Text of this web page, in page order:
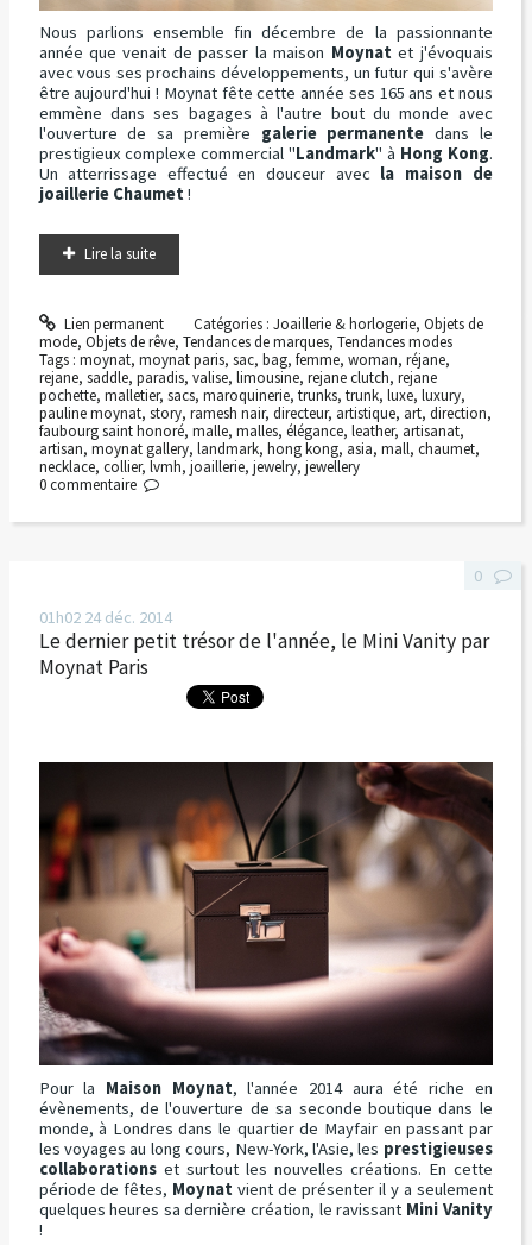
Nous parlions ensemble fin décembre de la passionnante
année que venait de passer la maison Moynatet j'évoquais
avec vous ses prochains développements, un futur qui s'avère
être aujourd'hui ! Moynat fête cette année ses 165 ans et nous
emmène dans ses bagages à l'autre bout du monde avec
l'ouverture de sa première galerie permanente dans le
prestigieux complexe commercial "Landmark" à Hong Kong.
Un atterrissage effectué en douceur avec la maison de
joaillerie Chaumet!
Lire la suite
Lien permanent Catégories : Joaillerie & horlogerie, Objets de
mode, Objets de rêve, Tendances de marques, Tendances modes
Tags : moynat, moynat paris, sac, bag, femme, woman, réjane,
rejane, saddle, paradis, valise, limousine, rejane clutch, rejane
pochette, malletier, sacs, maroquinerie, trunks, trunk, luxe, luxury,
pauline moynat, story, ramesh nair, directeur, artistique, art, direction,
faubourg saint honoré, malle, malles, élégance, leather, artisanat,
artisan, moynat gallery, landmark, hong kong, asia, mall, chaumet,
necklace, collier, lvmh, joaillerie, jewelry, jewellery
0 commentaire
01h02 24 déc. 2014
Le dernier petit trésor de l'année, le Mini Vanity par
Moynat Paris
Pour la Maison Moynat, l'année 2014 aura été riche en
évènements, de l'ouverture de sa seconde boutique dans le
monde, à Londres dans le quartier de Mayfair en passant par
les voyages au long cours, New-York, l'Asie, les prestigieuses
collaborationset surtout les nouvelles créations. En cette
période de fêtes, Moynat vient de présenter il y a seulement
quelques heures sa dernière création, le ravissant Mini Vanity
!
0